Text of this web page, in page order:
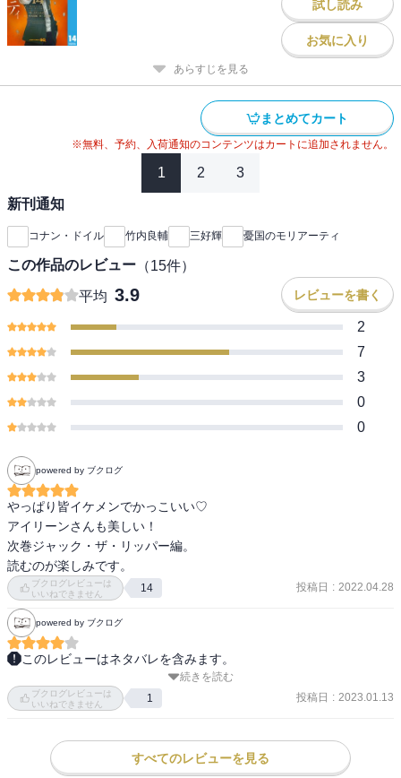
試し読み
お気に入り
あらすじを見る
まとめてカート
※無料、予約、入荷通知のコンテンツはカートに追加されません。
1 2 3
新刊通知
コナン・ドイル 竹内良輔 三好輝 憂国のモリアーティ
この作品のレビュー （15件）
平均 3.9 レビューを書く
2
7
3
0
0
powered by ブクログ
やっぱり皆イケメンでかっこいい♡
アイリーンさんも美しい！
次巻ジャック・ザ・リッパー編。
読むのが楽しみです。
ブクログレビューは
いいねできません
14 投稿日 : 2022.04.28
powered by ブクログ
このレビューはネタバレを含みます。
「ボヘミアの醜聞」完結編。
アイリーンが死んだことになって、MI6に入って“ジェームズ・ボン
ボンドのジェームズは、ジェームズ・モリアーティのジェームズだ
ったのか。
続きを読む
ブクログレビューは
いいねできません
1 投稿日 : 2023.01.13
すべてのレビューを見る